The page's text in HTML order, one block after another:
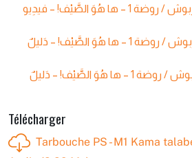
طربوش / روضة 1 – ها هُوَ الصَّيْف! – فيدِيو
طربوش / روضة 1 – ها هُوَ الصَّيْف! – دَليلٌ
طربوش / روضة 1 – ها هُوَ الصَّيْف! – دَليلٌ
Télécharger
Tarbouche PS - M1 Kama